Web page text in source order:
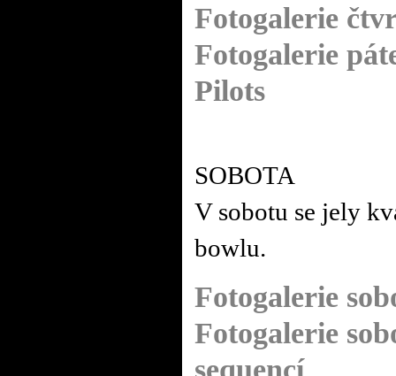
Fotogalerie
Fotogalerie
Pilots
SOBOTA
V sobotu se jely
bowlu.
Fotogalerie
Fotogalerie
sequencí